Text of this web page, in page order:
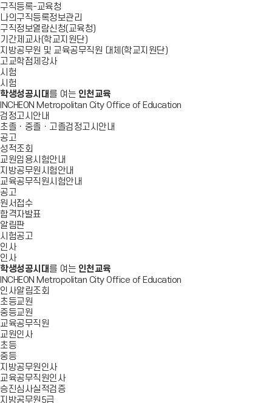
구직등록-교육청
나의구직등록정보관리
구직정보열람신청(교육청)
기간제교사(학교지원단)
지방공무원 및 교육공무직원 대체(학교지원단)
고교학점제강사
시험
시험
학생성공시대 를 여는 인천교육
INCHEON Metropolitan City Office of Education
검정고시안내
초졸ㆍ중졸ㆍ고졸검정고시안내
공고
성적조회
교원임용시험안내
지방공무원시험안내
교육공무직원시험안내
공고
원서접수
합격자발표
알림판
시험공고
인사
인사
학생성공시대 를 여는 인천교육
INCHEON Metropolitan City Office of Education
인사알림조회
초등교원
중등교원
교육공무직원
교원인사
초등
중등
지방공무원인사
교육공무직원인사
승진심사실적검증
지방공무원5급